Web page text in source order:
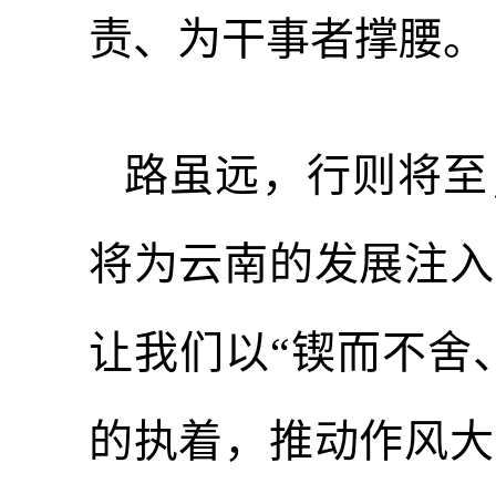
责、为干事者撑腰。
路虽远，行则将
将为云南的发展注
让我们以“锲而不舍
的执着，推动作风